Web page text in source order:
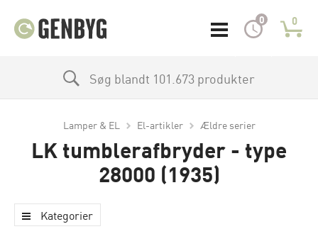
0 0
Søg blandt 101.673 produkter
Lamper & EL El-artikler Ældre serier
LK tumblerafbryder - type
28000 (1935)
Kategorier